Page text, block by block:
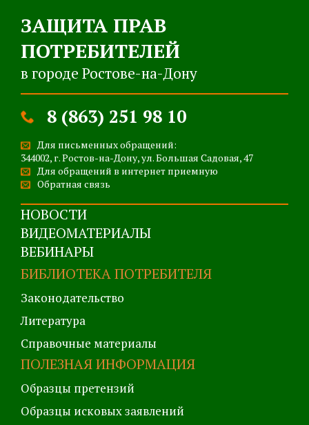
ЗАЩИТА ПРАВ
ПОТРЕБИТЕЛЕЙ
в городе Ростове-на-Дону
8 (863) 251 98 10
Для письменных обращений:
344002, г. Ростов-на-Дону, ул. Большая Садовая, 47
Для обращений в интернет приемную
Обратная связь
НОВОСТИ
ВИДЕОМАТЕРИАЛЫ
ВЕБИНАРЫ
БИБЛИОТЕКА ПОТРЕБИТЕЛЯ
Законодательство
Литература
Справочные материалы
ПОЛЕЗНАЯ ИНФОРМАЦИЯ
Образцы претензий
Образцы исковых заявлений